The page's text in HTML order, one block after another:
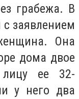
грабежа. В
заявлением
Она
дома двое
лицу ее 32-
у него два